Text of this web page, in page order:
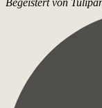
Begeistert von